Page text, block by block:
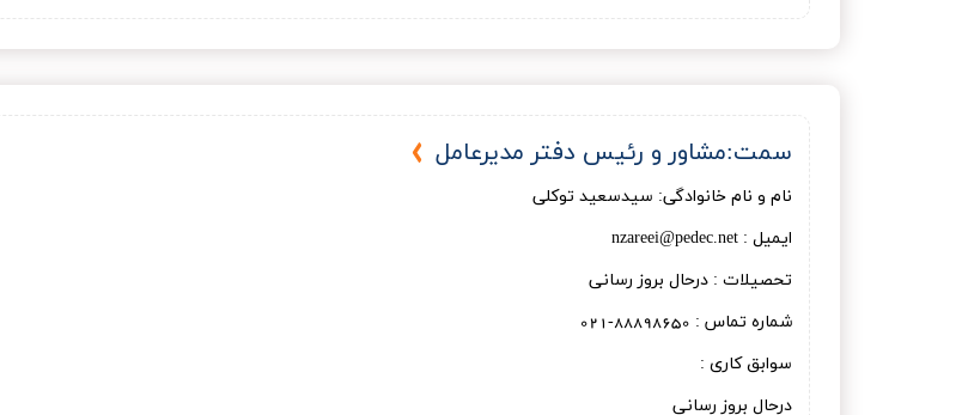
سمت:مشاور و رئیس دفتر مدیرعامل
نام و نام خانوادگی: سیدسعید توکلی
ایمیل : nzareei@pedec.net
تحصیلات : درحال بروز رسانی
شماره تماس : 88898650-021
سوابق کاری :
درحال بروز رسانی